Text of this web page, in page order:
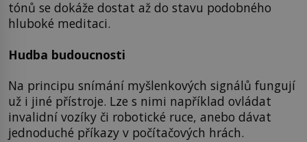
tónů se dokáže dostat až do stavu podobného
hluboké meditaci.
Hudba budoucnosti
Na principu snímání myšlenkových signálů fungují
už i jiné přístroje. Lze s nimi například ovládat
invalidní vozíky či robotické ruce, anebo dávat
jednoduché příkazy v počítačových hrách.